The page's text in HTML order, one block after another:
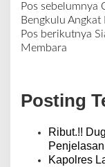
N
a
v
a
s
Pos sebelumnya
Bengkulu Angkat
Pos berikutnya
Membara
Posting
Ribut.!!
Kapolres